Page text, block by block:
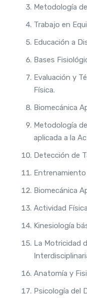
Metodología
Trabajo en
Educación a
Bases
Evaluación y
Física.
Biomecánica
Metodología
aplicada a la
Detección de
Biomecánica
Actividad
Kinesiología
La Motricidad
Anatomía y
Psicología del